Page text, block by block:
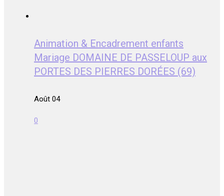
Animation & Encadrement enfants
Mariage DOMAINE DE PASSELOUP aux
PORTES DES PIERRES DORÉES (69)
Août 04
0